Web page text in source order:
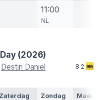
11:00
NL
(2026)
Destin Daniel
8.2
Zaterdag Zondag Maandag